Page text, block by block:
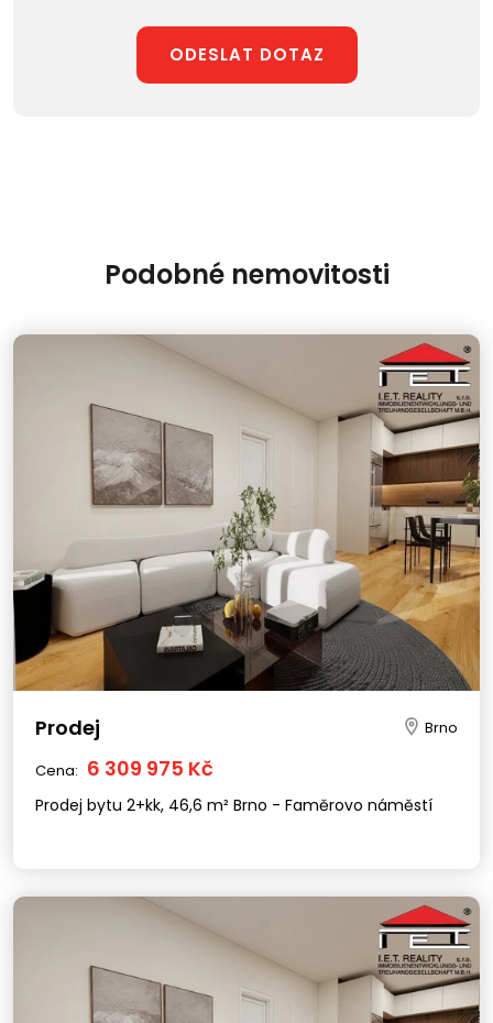
ODESLAT DOTAZ
Podobné nemovitosti
Prodej Brno
Cena: 6 309 975 Kč
Prodej bytu 2+kk, 46,6 m² Brno - Faměrovo náměstí